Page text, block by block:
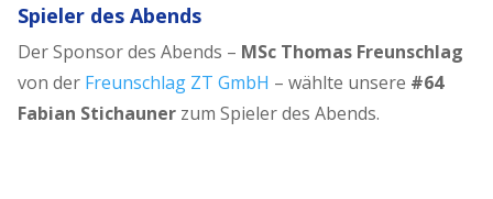
Spieler des Abends
Der Sponsor des Abends – MSc Thomas Freunschlag
von der Freunschlag ZT GmbH – wählte unsere #64
Fabian Stichaunerzum Spieler des Abends.